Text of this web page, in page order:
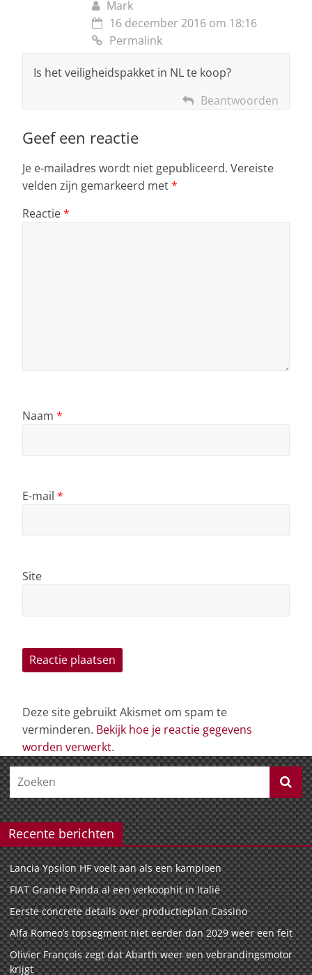
Mark
16 december 2016 om 18:16
Permalink
Is het veiligheidspakket in NL te koop?
Beantwoorden
Geef een reactie
Je e-mailadres wordt niet gepubliceerd. Vereiste
velden zijn gemarkeerd met*
Reactie*
Naam *
E-mail *
Site
Deze site gebruikt Akismet om spam te
verminderen. Bekijk hoe je reactie gegevens
worden verwerkt.
Recente berichten
Lancia Ypsilon HF voelt aan als een kampioen
FIAT Grande Panda al een verkoophit in Italië
Eerste concrete details over productieplan Cassino
Alfa Romeo’s topsegment niet eerder dan 2029 weer een feit
Olivier François zegt dat Abarth weer een vebrandingsmotor
krijgt